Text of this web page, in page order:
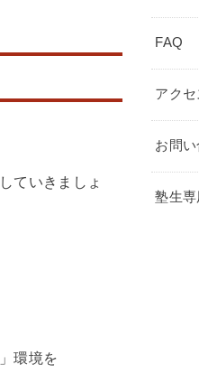
ていきましょ
環境を
FAQ
アクセ
お問
塾生